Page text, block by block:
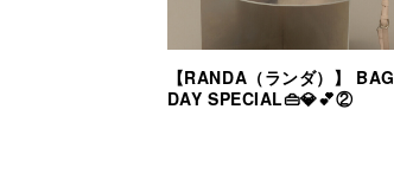
【RANDA（ランダ）】 BAG
DAY SPECIAL👜💎💕②